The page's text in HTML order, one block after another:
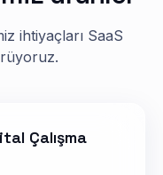
ihtiyaçları SaaS
Çalışma